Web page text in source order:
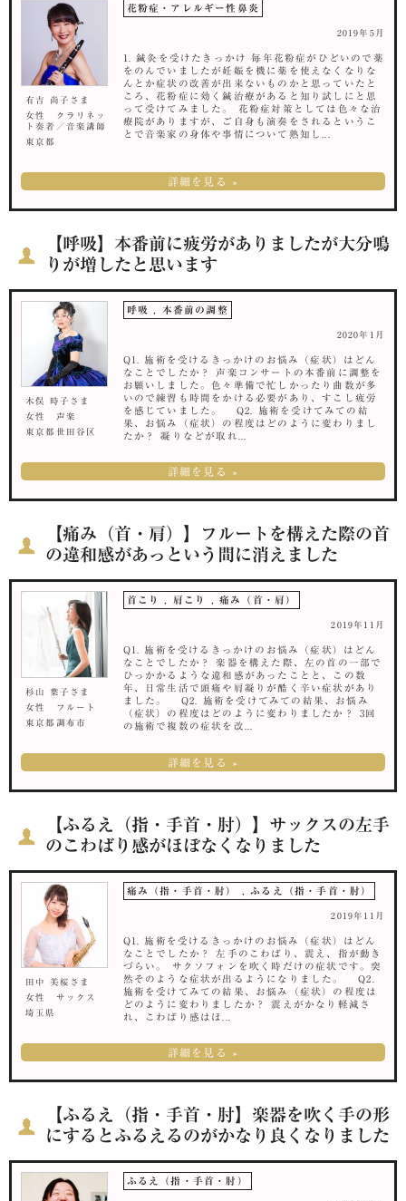
有吉 尚子さま
女性 クラリネッ
ト奏者／音楽講師
東京都
花粉症・アレルギー性鼻炎
2019年5月
1. 鍼灸を受けたきっかけ 毎年花粉症がひどいので薬
をのんでいましたが妊娠を機に薬を使えなくなりな
んとか症状の改善が出来ないものかと思っていたと
ころ、花粉症に効く鍼治療があると知り試しにと思
って受けてみました。 花粉症対策としては色々な治
療院がありますが、ご自身も演奏をされるというこ
とで音楽家の身体や事情について熟知し...
詳細を見る »
【呼吸】本番前に疲労がありましたが大分鳴
りが増したと思います
木俣 時子さま
女性 声楽
東京都世田谷区
呼吸 本番前の調整
2020年1月
Q1. 施術を受けるきっかけのお悩み（症状）はどん
なことでしたか？ 声楽コンサートの本番前に調整を
お願いしました。色々準備で忙しかったり曲数が多
いので練習も時間をかける必要があり、すこし疲労
を感じていました。 Q2. 施術を受けてみての結
果、お悩み（症状）の程度はどのように変わりまし
たか？ 凝りなどが取れ...
詳細を見る »
【痛み（首・肩）】フルートを構えた際の首
の違和感があっという間に消えました
杉山 葉子さま
女性 フルート
東京都調布市
首こり 肩こり 痛み（首・肩）
2019年11月
Q1. 施術を受けるきっかけのお悩み（症状）はどん
なことでしたか？ 楽器を構えた際、左の首の一部で
ひっかかるような違和感があったことと、この数
年、日常生活で頭痛や肩凝りが酷く辛い症状があり
ました。 Q2. 施術を受けてみての結果、お悩み
（症状）の程度はどのように変わりましたか？ 3回
の施術で複数の症状を改...
詳細を見る »
【ふるえ（指・手首・肘）】サックスの左手
のこわばり感がほぼなくなりました
田中 美桜さま
女性 サックス
埼玉県
痛み（指・手首・肘） ふるえ（指・手首・肘）
2019年11月
Q1. 施術を受けるきっかけのお悩み（症状）はどん
なことでしたか？ 左手のこわばり、震え、指が動き
づらい。 サクソフォンを吹く時だけの症状です。突
然そのような症状が出るようになりました。 Q2.
施術を受けてみての結果、お悩み（症状）の程度は
どのように変わりましたか？ 震えがかなり軽減さ
れ、こわばり感はほ...
詳細を見る »
【ふるえ（指・手首・肘】楽器を吹く手の形
にするとふるえるのがかなり良くなりました
ふるえ（指・手首・肘）